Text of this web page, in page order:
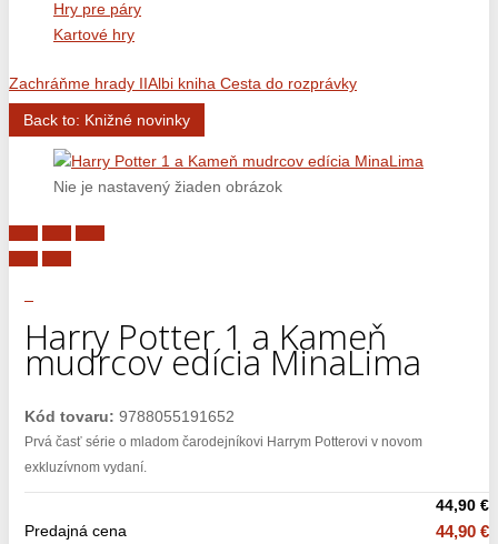
Hry pre páry
Kartové hry
Zachráňme hrady IIAlbi kniha Cesta do rozprávky
Back to: Knižné novinky
Nie je nastavený žiaden obrázok
Harry Potter 1 a Kameň
mudrcov edícia MinaLima
Kód tovaru: 9788055191652
Prvá časť série o mladom čarodejníkovi Harrym Potterovi v novom
exkluzívnom vydaní.
44,90 €
Predajná cena
44,90 €